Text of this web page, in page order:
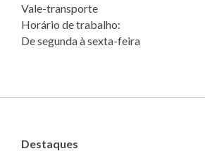
Vale-transporte
Horário de trabalho:
De segunda à sexta-feira
Destaques